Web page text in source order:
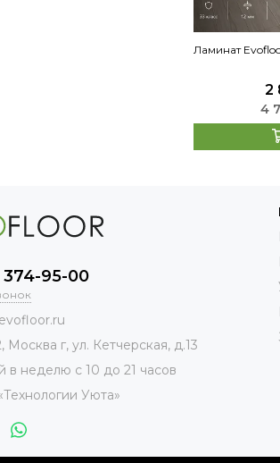
Ламинат
2
4
95-00
Москва г, ул. Кетчерская, д.13
в неделю с 10 до 21 часов
Уюта»